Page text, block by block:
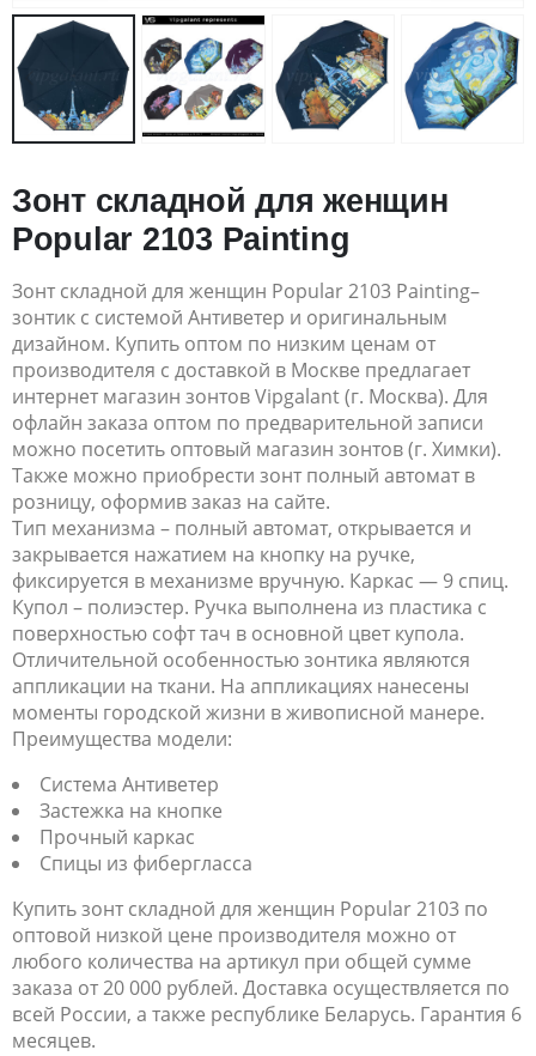
Зонт складной для женщин
Popular 2103 Painting
Зонт складной для женщин Popular 2103 Painting–
зонтик с системой Антиветер и оригинальным
дизайном. Купить оптом по низким ценам от
производителя с доставкой в Москве предлагает
интернет магазин зонтов Vipgalant (г. Москва). Для
офлайн заказа оптом по предварительной записи
можно посетить оптовый магазин зонтов (г. Химки).
Также можно приобрести зонт полный автомат в
розницу, оформив заказ на сайте.
Тип механизма – полный автомат, открывается и
закрывается нажатием на кнопку на ручке,
фиксируется в механизме вручную. Каркас — 9 спиц.
Купол – полиэстер. Ручка выполнена из пластика с
поверхностью софт тач в основной цвет купола.
Отличительной особенностью зонтика являются
аппликации на ткани. На аппликациях нанесены
моменты городской жизни в живописной манере.
Преимущества модели:
Система Антиветер
Застежка на кнопке
Прочный каркас
Спицы из фибергласса
Купить зонт складной для женщин Popular 2103 по
оптовой низкой цене производителя можно от
любого количества на артикул при общей сумме
заказа от 20 000 рублей. Доставка осуществляется по
всей России, а также республике Беларусь. Гарантия 6
месяцев.